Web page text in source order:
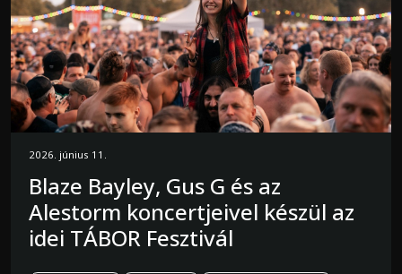
2026. június 11.
Blaze Bayley, Gus G és az
Alestorm koncertjeivel készül az
idei TÁBOR Fesztivál